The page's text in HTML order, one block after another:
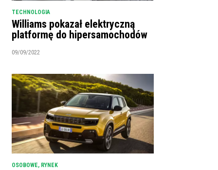
TECHNOLOGIA
Williams pokazał elektryczną
platformę do hipersamochodów
09/09/2022
OSOBOWE, RYNEK